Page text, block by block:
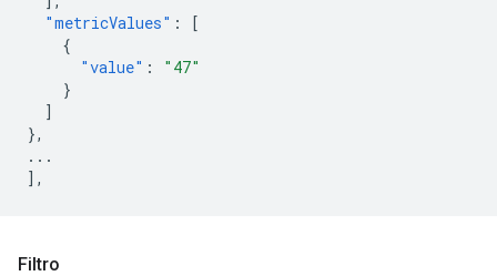
"metricValues" :
[
{
"value" :
"47"
}
]
},
...
],
Filtro